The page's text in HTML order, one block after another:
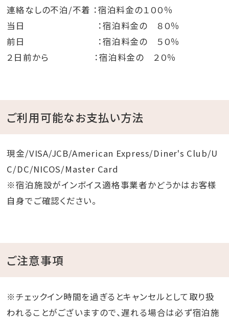
連絡なしの不泊/不着 ：宿泊料金の１００％
当日 ：宿泊料金の ８０％
前日 ：宿泊料金の ５０％
２日前から ：宿泊料金の ２０％
ご利用可能なお支払い方法
現金/VISA/JCB/American Express/Diner's Club/U
C/DC/NICOS/Master Card
※宿泊施設がインボイス適格事業者かどうかはお客様
自身でご確認ください。
ご注意事項
※チェックイン時間を過ぎるとキャンセルとして取り扱
われることがございますので、遅れる場合は必ず宿泊施